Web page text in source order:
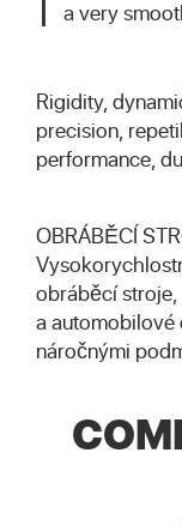
a very
Rigidity,
precision,
performance,
OBRÁBĚCÍ
obráběcí
a
náročnými